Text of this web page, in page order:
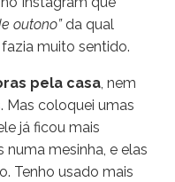
outono”da qual
muito sentido.
pela casa, nem
Mas coloquei umas
já ficou mais
mesinha, e elas
Tenho usado mais